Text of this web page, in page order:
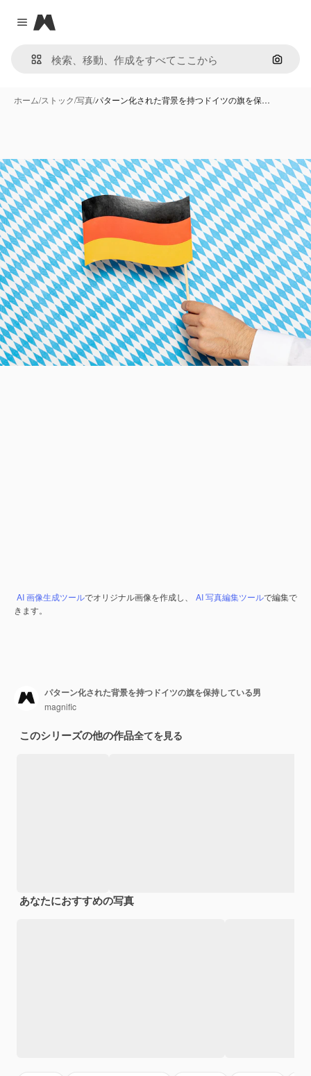
Close menu
Magnific
画像で
ホーム/ストック/写真/パターン化された背景を持つドイツの旗を保…
AI 画像生成ツールでオリジナル画像を作成し、 AI 写真編集ツールで編集で
きます。
パターン化された背景を持つドイツの旗を保持している男
magnific
このシリーズの他の作品全てを見る
あなたにおすすめの写真